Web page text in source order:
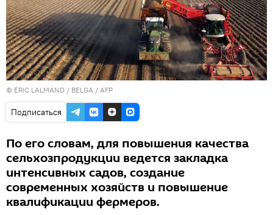
© ERIC LALMAND / BELGA / AFP
Подписаться
По его словам, для повышения качества
сельхозпродукции ведется закладка
интенсивных садов, создание
современных хозяйств и повышение
квалификации фермеров.